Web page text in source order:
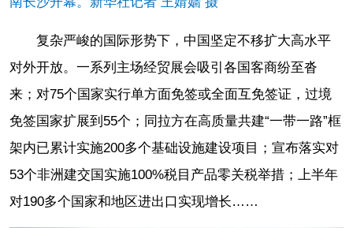
复杂严峻的国际形势下，中国坚定不移扩大高水平
对外开放。一系列主场经贸展会吸引各国客商纷至沓
来；对75个国家实行单方面免签或全面互免签证，过境
免签国家扩展到55个；同拉方在高质量共建“一带一路”框
架内已累计实施200多个基础设施建设项目；宣布落实对
53个非洲建交国实施100%税目产品零关税举措；上半年
对190多个国家和地区进出口实现增长……